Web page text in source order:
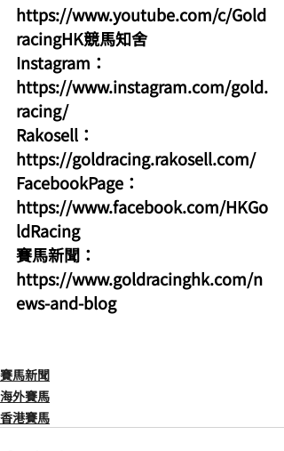
https://www.youtube.com/c/Gold
racingHK競馬知舍
Instagram：
https://www.instagram.com/gold.
racing/
Rakosell：
https://goldracing.rakosell.com/
FacebookPage：
https://www.facebook.com/HKGo
ldRacing
賽馬新聞：
https://www.goldracinghk.com/n
ews-and-blog
賽馬新聞
海外賽馬
香港賽馬